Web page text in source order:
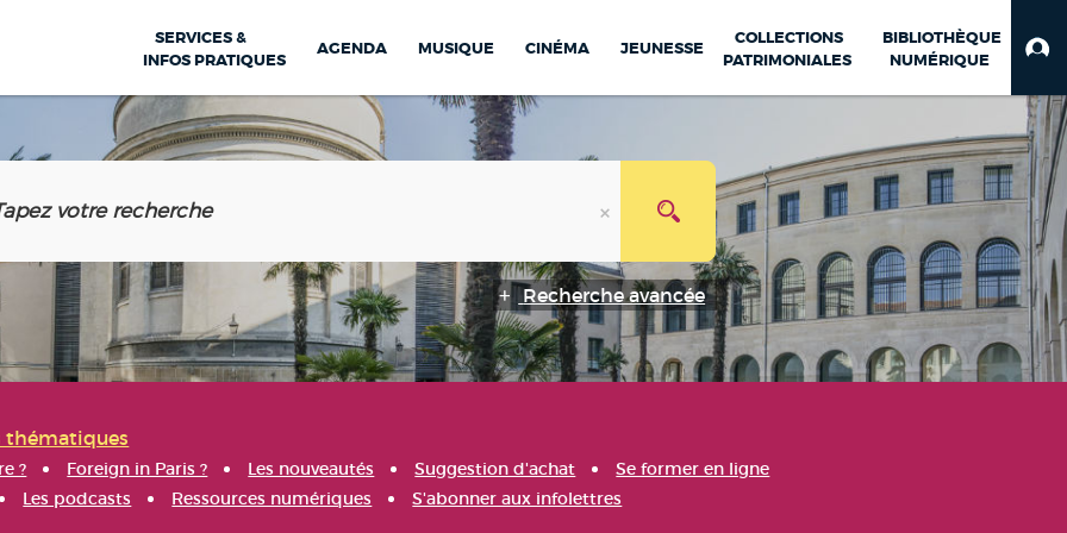
SERVICES &
INFOS PRATIQUES
AGENDA MUSIQUE CINÉMA JEUNESSE
COLLECTIONS
PATRIMONIALES
BIBLIOTHÈQUE
NUMÉRIQUE
Recherche avancée
thématiques
? Foreign in Paris ? Les nouveautés Suggestion d'achat
Se former en ligne
Les podcasts Ressources numériques S'abonner aux infolettres